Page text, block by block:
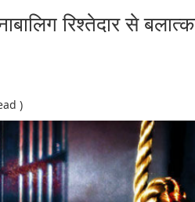
रिश्तेदार से
)